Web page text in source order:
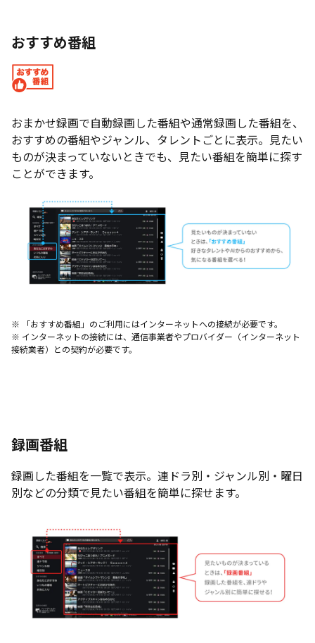
おすすめ番組
おまかせ録画で自動録画した番組や通常録画した番組を、
おすすめの番組やジャンル、タレントごとに表示。見たい
ものが決まっていないときでも、見たい番組を簡単に探す
ことができます。
※ 「おすすめ番組」のご利用にはインターネットへの接続が必要です。
※ インターネットの接続には、通信事業者やプロバイダー（インターネット
接続業者）との契約が必要です。
録画番組
録画した番組を一覧で表示。連ドラ別・ジャンル別・曜日
別などの分類で見たい番組を簡単に探せます。